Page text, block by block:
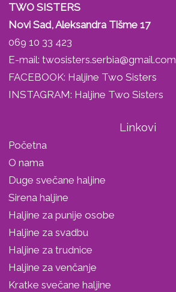
TWO SISTERS
Novi Sad, Aleksandra Tišme 17
069 10 33 423
E-mail:twosisters.serbia@gmail.com
FACEBOOK: Haljine Two Sisters
INSTAGRAM: Haljine Two Sisters
Linkovi
Početna
O nama
Duge svečane haljine
Sirena haljine
Haljine za punije osobe
Haljine za svadbu
Haljine za trudnice
Haljine za venčanje
Kratke svečane haljine